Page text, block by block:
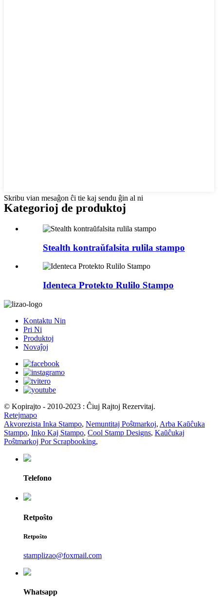
Skribu vian mesaĝon ĉi tie kaj sendu ĝin al ni
Kategorioj de produktoj
Stealth kontraŭfalsita rulila stampo
Identeca Protekto Rulilo Stampo
Kontaktu Nin
Pri Ni
Produktoj
Novaĵoj
© Kopirajto - 2010-2023 : Ĉiuj Rajtoj Rezervitaj.
Retejmapo
Akvorezista Inka Stampo, Nemuntitaj Poŝtmarkoj, Arba Kaŭĉuka
Stampo, Inko Kaj Stampo, Cool Stamp Designs, Kaŭĉukaj
Poŝtmarkoj Por Scrapbooking,
Telefono
Retpoŝto
Retpoŝto
stamplizao@foxmail.com
Whatsapp